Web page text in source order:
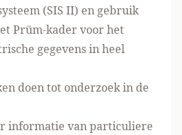
(SIS II) en gebruik
Prüm-kader voor het
gegevens in heel
doen tot onderzoek in de
informatie van particuliere